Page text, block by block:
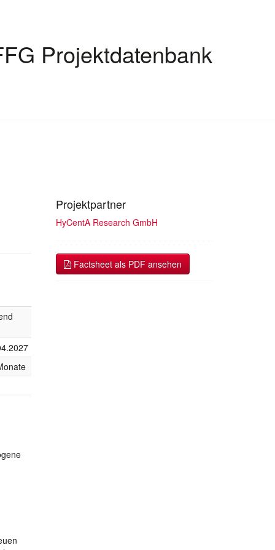
Projektdatenbank
Projektpartner
HyCentA Research GmbH
Factsheet als PDF ansehen